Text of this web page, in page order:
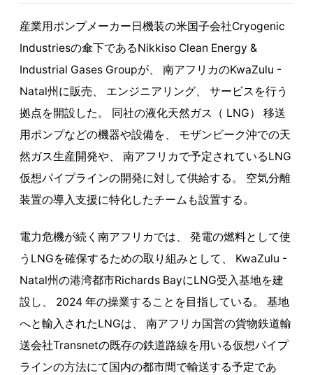
産業用ポンプメーカー日機装の米国子会社Cryogenic
Industriesの傘下であるNikkiso Clean Energy &
Industrial Gases Groupが、 南アフリカのKwaZulu -
Natal州に販売、 エンジニアリング、 サービスを行う
拠点を開設した。 同社の液化天然ガス（ LNG） 移送
用ポンプなどの機器や設備を、 モザンビーク沖での天
然ガス生産開発や、 南アフリカで予定されているLNG
仮想パイプラインの開発に対して供給する。 空気分離
装置の導入支援に特化したチームも設置する。
電力危機が続く南アフリカでは、 発電の燃料として使
うLNGを確保するための取り組みとして、 KwaZulu -
Natal州の港湾都市Richards BayにLNG受入基地を建
設し、 2024 年の操業することを目指している。 基地
へと輸入されたLNGは、 南アフリカ国営の貨物鉄道輸
送会社Transnetの既存の鉄道路線を用いる仮想パイプ
ラインの方法にて国内の都市間で輸送する予定であ